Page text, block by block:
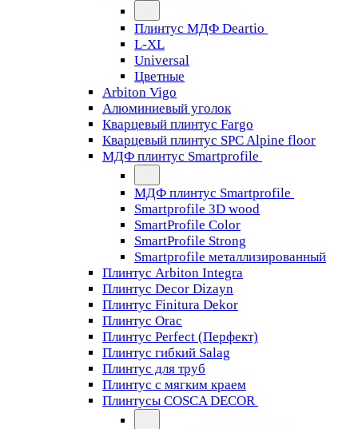
Плинтус МДФ Deartio
L-XL
Universal
Цветные
Arbiton Vigo
Алюминиевый уголок
Кварцевый плинтус Fargo
Кварцевый плинтус SPC Alpine floor
МДФ плинтус Smartprofile
МДФ плинтус Smartprofile
Smartprofile 3D wood
SmartProfile Color
SmartProfile Strong
Smartprofile металлизированный
Плинтус Arbiton Integra
Плинтус Decor Dizayn
Плинтус Finitura Dekor
Плинтус Orac
Плинтус Perfect (Перфект)
Плинтус гибкий Salag
Плинтус для труб
Плинтус с мягким краем
Плинтусы COSCA DECOR